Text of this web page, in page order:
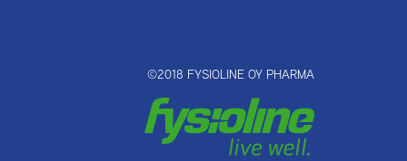
©2018 FYSIOLINE OY PHARMA